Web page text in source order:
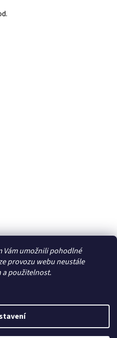
Vám umožnili pohodlné
provozu webu neustále
a použitelnost.
- RC modely,